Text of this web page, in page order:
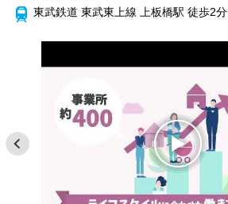
東武鉄道 東武東上線 上板橋駅 徒歩2分